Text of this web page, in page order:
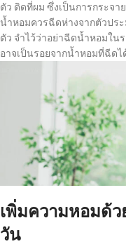
ตัว ติดที่ผม ซึ่งเป็นการกระจ
น้ำหอมควรฉีดห่างจากตัวปร
ตัว จำไว้ว่าอย่าฉีดน้ำหอมใน
อาจเป็นรอยจากน้ำหอมที่ฉีดไ
เพิ่มความหอมด้ว
วัน